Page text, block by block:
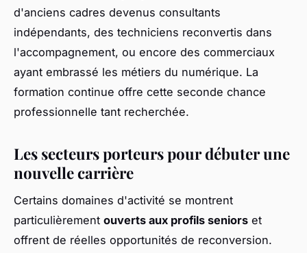
d'anciens cadres devenus consultants
indépendants, des techniciens reconvertis dans
l'accompagnement, ou encore des commerciaux
ayant embrassé les métiers du numérique. La
formation continue offre cette seconde chance
professionnelle tant recherchée.
Les secteurs porteurs pour débuter une
nouvelle carrière
Certains domaines d'activité se montrent
particulièrement ouverts aux profils seniors et
offrent de réelles opportunités de reconversion.